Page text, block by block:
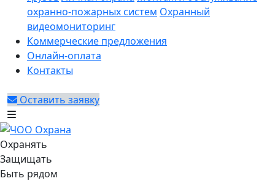
охранно-пожарных систем Охранный
видеомониторинг
Коммерческие предложения
Онлайн-оплата
Контакты
Оставить заявку
Охранять
Защищать
Быть рядом